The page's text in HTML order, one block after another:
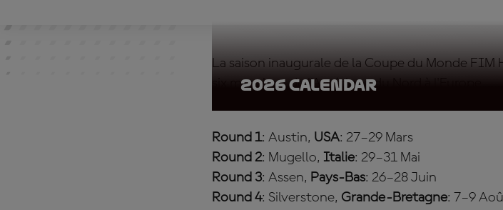
La saison inaugurale de la Coupe du Monde
six manches, de l'Amérique du Nord à l'Europe.
2026 calendar
Round 1: Austin, USA: 27–29 Mars
Round 2: Mugello, Italie: 29–31 Mai
Round 3: Assen, Pays-Bas: 26–28 Juin
Round 4: Silverstone, Grande-Bretagne: 7–9